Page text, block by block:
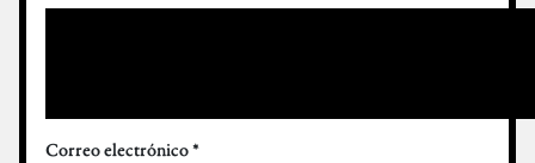
Correo electrónico*